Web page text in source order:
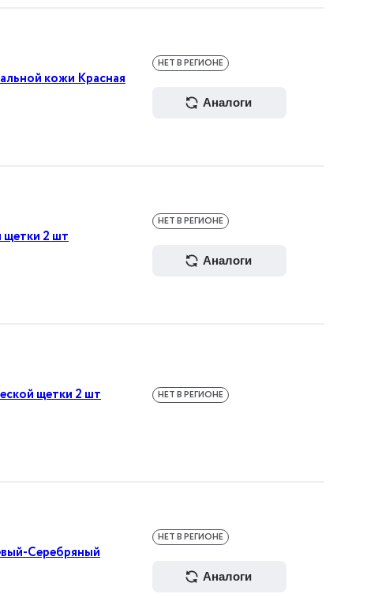
кожи Красная
НЕТ В РЕГИОНЕ
аналоги
щетки 2 шт
НЕТ В РЕГИОНЕ
аналоги
щетки 2 шт НЕТ В РЕГИОНЕ
Серебряный
НЕТ В РЕГИОНЕ
аналоги